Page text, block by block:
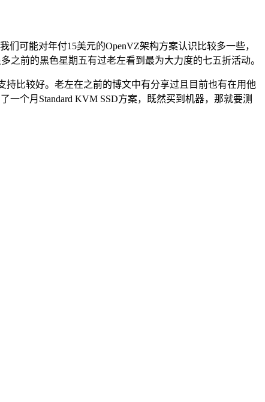
可能对年付15美元的OpenVZ架构方案认识比较多一些，
前的黑色星期五有过老左看到最为大力度的七五折活动。
持比较好。老左在之前的博文中有分享过且目前也有在用他
个月Standard KVM SSD方案，既然买到机器，那就要测